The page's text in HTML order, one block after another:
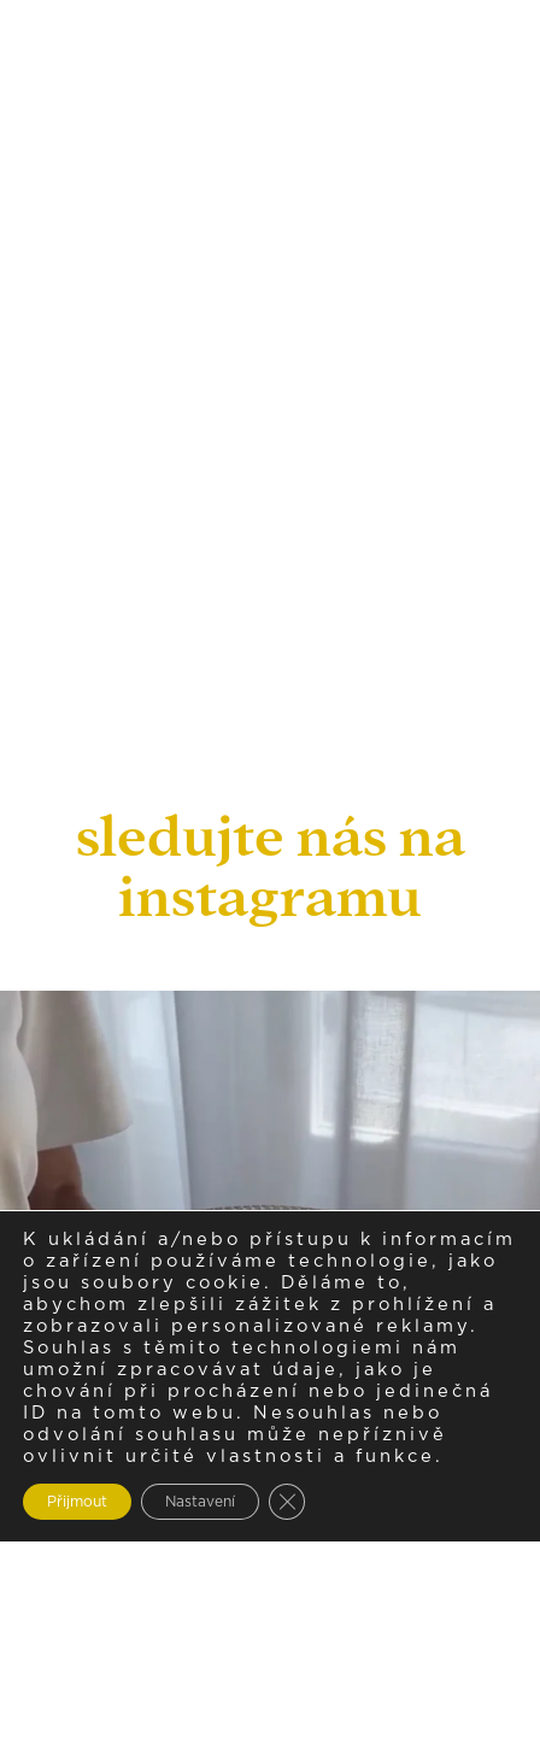
sledujte nás na
instagramu
K ukládání a/nebo přístupu k informacím
o zařízení používáme technologie, jako
jsou soubory cookie. Děláme to,
abychom zlepšili zážitek z prohlížení a
zobrazovali personalizované reklamy.
Souhlas s těmito technologiemi nám
umožní zpracovávat údaje, jako je
chování při procházení nebo jedinečná
ID na tomto webu. Nesouhlas nebo
odvolání souhlasu může nepříznivě
ovlivnit určité vlastnosti a funkce.
Přijmout Nastavení Zavřít cookie lištu GDPR